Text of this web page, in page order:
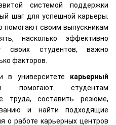
системой поддержки
шаг для успешной карьеры.
помогают своим выпускникам
насколько эффективно
своих студентов, важно
факторов.
в университете карьерный
студентам
труда, составить резюме,
и найти подходящие
о работе карьерных центров